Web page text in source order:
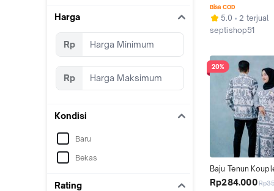
Harga
Rp
Rp
Kondisi
Baru
Bekas
Rating
Raya Gamis
Couple
Kinanti Kouple
Dress - Etnik,
Sarimbit,
Batik
Bisa COD
5.0
2 terjual
septishop51
20%
Baju Tenun
Sarimbit Keluarga
Rp284.000